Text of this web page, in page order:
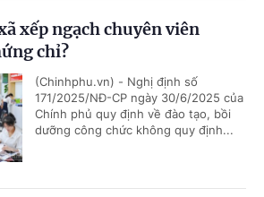
xếp ngạch chuyên viên
chỉ?
(Chinhphu.vn) - Nghị định số
171/2025/NĐ-CP ngày 30/6/2025 của
Chính phủ quy định về đào tạo, bồi
dưỡng công chức không quy định...